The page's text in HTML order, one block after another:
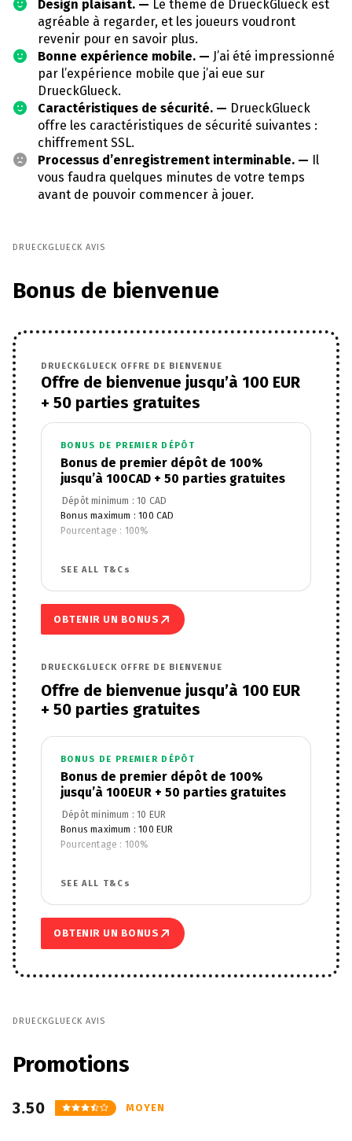
Design plaisant. — Le thème de DrueckGlueck est
agréable à regarder, et les joueurs voudront
revenir pour en savoir plus.
Bonne expérience mobile. — J’ai été impressionné
par l’expérience mobile que j’ai eue sur
DrueckGlueck.
Caractéristiques de sécurité. — DrueckGlueck
offre les caractéristiques de sécurité suivantes :
chiffrement SSL.
Processus d’enregistrement interminable. — Il
vous faudra quelques minutes de votre temps
avant de pouvoir commencer à jouer.
DRUECKGLUECK AVIS
Bonus de bienvenue
DRUECKGLUECK OFFRE DE BIENVENUE
Offre de bienvenue jusqu’à 100 EUR
+ 50 parties gratuites
BONUS DE PREMIER DÉPÔT
Bonus de premier dépôt de 100%
jusqu’à 100CAD + 50 parties gratuites
Dépôt minimum : 10 CAD
Bonus maximum : 100 CAD
Pourcentage : 100%
Free Spins : 50
Wagering Requirements : 60x
Game/Product Restrictions : No restrictions
SEE ALL T&Cs
OBTENIR UN BONUS
DRUECKGLUECK OFFRE DE BIENVENUE
Offre de bienvenue jusqu’à 100 EUR
+ 50 parties gratuites
BONUS DE PREMIER DÉPÔT
Bonus de premier dépôt de 100%
jusqu’à 100EUR + 50 parties gratuites
Dépôt minimum : 10 EUR
Bonus maximum : 100 EUR
Pourcentage : 100%
Free Spins : 50
Wagering Requirements : 60x
Game/Product Restrictions : No restrictions
SEE ALL T&Cs
OBTENIR UN BONUS
DRUECKGLUECK AVIS
Promotions
3.50 MOYEN